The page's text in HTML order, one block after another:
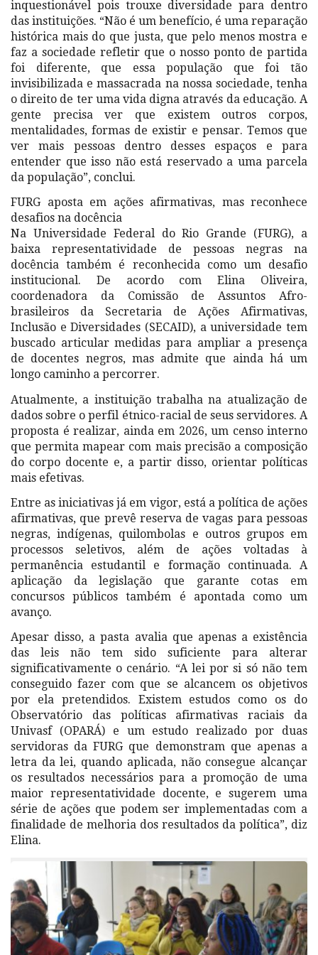
inquestionável pois trouxe diversidade para dentro
das instituições. “Não é um benefício, é uma reparação
histórica mais do que justa, que pelo menos mostra e
faz a sociedade refletir que o nosso ponto de partida
foi diferente, que essa população que foi tão
invisibilizada e massacrada na nossa sociedade, tenha
o direito de ter uma vida digna através da educação. A
gente precisa ver que existem outros corpos,
mentalidades, formas de existir e pensar. Temos que
ver mais pessoas dentro desses espaços e para
entender que isso não está reservado a uma parcela
da população”, conclui.
FURG aposta em ações afirmativas, mas reconhece
desafios na docência
Na Universidade Federal do Rio Grande (FURG), a
baixa representatividade de pessoas negras na
docência também é reconhecida como um desafio
institucional. De acordo com Elina Oliveira,
coordenadora da Comissão de Assuntos Afro-
brasileiros da Secretaria de Ações Afirmativas,
Inclusão e Diversidades (SECAID), a universidade tem
buscado articular medidas para ampliar a presença
de docentes negros, mas admite que ainda há um
longo caminho a percorrer.
Atualmente, a instituição trabalha na atualização de
dados sobre o perfil étnico-racial de seus servidores. A
proposta é realizar, ainda em 2026, um censo interno
que permita mapear com mais precisão a composição
do corpo docente e, a partir disso, orientar políticas
mais efetivas.
Entre as iniciativas já em vigor, está a política de ações
afirmativas, que prevê reserva de vagas para pessoas
negras, indígenas, quilombolas e outros grupos em
processos seletivos, além de ações voltadas à
permanência estudantil e formação continuada. A
aplicação da legislação que garante cotas em
concursos públicos também é apontada como um
avanço.
Apesar disso, a pasta avalia que apenas a existência
das leis não tem sido suficiente para alterar
significativamente o cenário. “A lei por si só não tem
conseguido fazer com que se alcancem os objetivos
por ela pretendidos. Existem estudos como os do
Observatório das políticas afirmativas raciais da
Univasf (OPARÁ) e um estudo realizado por duas
servidoras da FURG que demonstram que apenas a
letra da lei, quando aplicada, não consegue alcançar
os resultados necessários para a promoção de uma
maior representatividade docente, e sugerem uma
série de ações que podem ser implementadas com a
finalidade de melhoria dos resultados da política”, diz
Elina.